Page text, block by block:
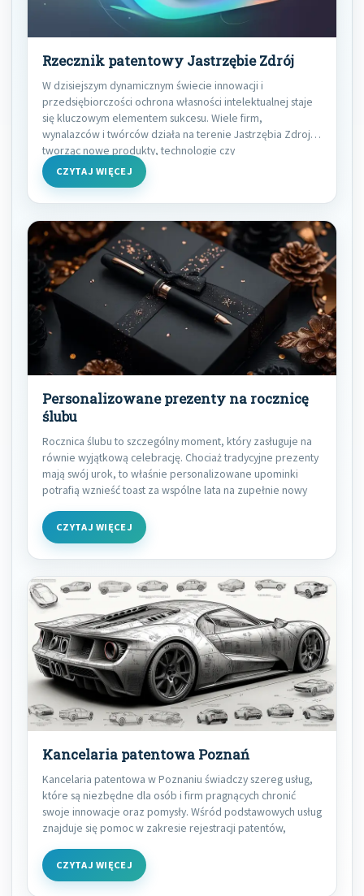
Rzecznik patentowy Jastrzębie Zdrój
W dzisiejszym dynamicznym świecie innowacji i
przedsiębiorczości ochrona własności intelektualnej staje
się kluczowym elementem sukcesu. Wiele firm,
wynalazców i twórców działa na terenie Jastrzębia Zdroju,
tworząc nowe produkty, technologie czy
CZYTAJ WIĘCEJ
Personalizowane prezenty na rocznicę
ślubu
Rocznica ślubu to szczególny moment, który zasługuje na
równie wyjątkową celebrację. Chociaż tradycyjne prezenty
mają swój urok, to właśnie personalizowane upominki
potrafią wznieść toast za wspólne lata na zupełnie nowy
CZYTAJ WIĘCEJ
Kancelaria patentowa Poznań
Kancelaria patentowa w Poznaniu świadczy szereg usług,
które są niezbędne dla osób i firm pragnących chronić
swoje innowacje oraz pomysły. Wśród podstawowych usług
znajduje się pomoc w zakresie rejestracji patentów,
CZYTAJ WIĘCEJ